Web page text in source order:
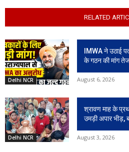
RELATED
Delhi NCR
IMWA ने उठाई
के गठन की मांग
August 6, 2026
Delhi NCR
श्रावण माह के
उमड़ी अपार भीड़,
August 3, 2026